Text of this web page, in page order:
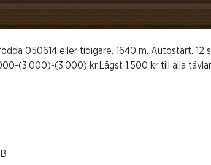
050614 eller tidigare. 1640 m. Autostart. 12
(3.000)-(3.000) kr.Lägst 1.500 kr till alla